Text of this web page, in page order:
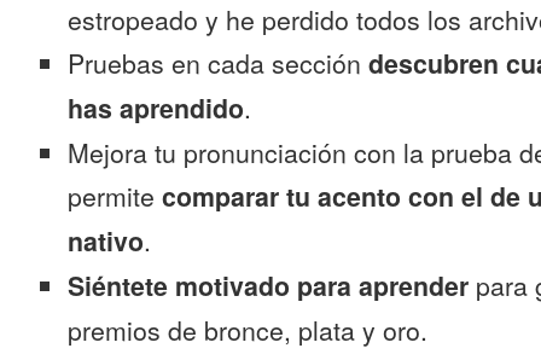
estropeado y he perdido todos los
Pruebas en cada sección descubren
has aprendido.
Mejora tu pronunciación con la prueba
permite comparar tu acento con el de
nativo.
Siéntete motivado para aprender para
premios de bronce, plata y oro.